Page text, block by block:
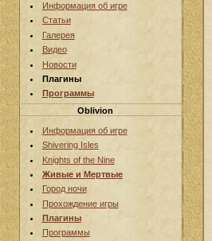
Информация об игре
Статьи
Галерея
Видео
Новости
Плагины
Программы
Oblivion
Информация об игре
Shivering Isles
Knights of the Nine
Живые и Мертвые
Город ночи
Прохождение игры
Плагины
Программы